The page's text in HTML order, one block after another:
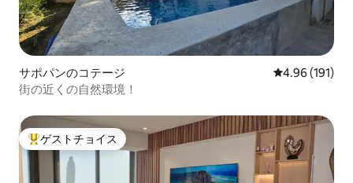
サポパンのコテージ レビュー191
4.96 (191)
街の近くの自然環境！
大好評のゲストチョイスです。
ゲストチョイス